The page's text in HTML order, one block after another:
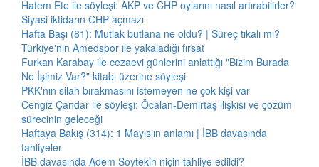
Hatem Ete ile söyleşi: AKP ve CHP oylarını nasıl artırabilirler?
Siyasi iktidarın CHP açmazı
Hafta Başı (81): Mutlak butlana ne oldu? | Süreç tıkalı mı?
Türkiye'nin Amedspor ile yakaladığı fırsat
Furkan Karabay ile cezaevi günlerini anlattığı "Bizim Burada
Ne İşimiz Var?" kitabı üzerine söyleşi
PKK'nın silah bırakmasını istemeyen ne çok kişi var
Cengiz Çandar ile söyleşi: Öcalan-Demirtaş ilişkisi ve çözüm
sürecinin geleceği
Haftaya Bakış (314): 1 Mayıs'ın anlamı | İBB davasında
tahliyeler
İBB davasında Adem Soytekin niçin tahliye edildi?